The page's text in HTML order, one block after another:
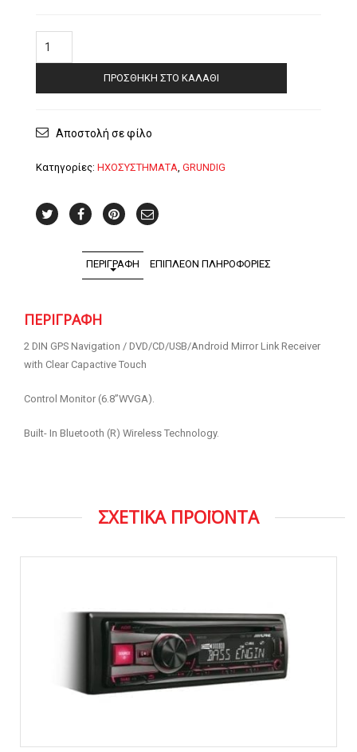
GRUNDIG
2
ποσότητα
ΠΡΟΣΘΉΚΗ ΣΤΟ ΚΑΛΆΘΙ
Αποστολή σε φίλο
Κατηγορίες: ΗΧΟΣΥΣΤΗΜΑΤΑ GRUNDIG
ΠΕΡΙΓΡΑΦΉ ΕΠΙΠΛΈΟΝ ΠΛΗΡΟΦΟΡΊΕΣ
ΠΕΡΙΓΡΑΦΉ
2 DIN GPS Navigation / DVD/CD/USB/Android Mirror Link Receiver
with Clear Capactive Touch
Control Monitor (6.8”WVGA).
Built- In Bluetooth (R) Wireless Technology.
ΣΧΕΤΙΚΑ ΠΡΟΪΟΝΤΑ